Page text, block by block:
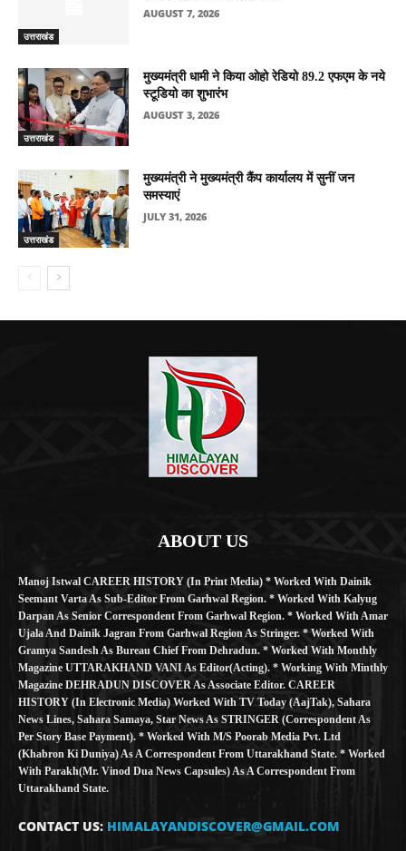
उत्तराखंड
AUGUST 7, 2026
उत्तराखंड
मुख्यमंत्री धामी ने किया ओहो रेडियो 89.2 एफएम के नये
स्टूडियो का शुभारंभ
AUGUST 3, 2026
उत्तराखंड
मुख्यमंत्री ने मुख्यमंत्री कैंप कार्यालय में सुनीं जन
समस्याएं
JULY 31, 2026
ABOUT US
Manoj Istwal CAREER HISTORY (in Print Media) * Worked With Dainik
Seemant Varta As Sub-Editor From Garhwal Region. * Worked With Kalyug
Darpan As Senior Correspondent From Garhwal Region. * Worked With Amar
Ujala And Dainik Jagran From Garhwal Region As Stringer. * Worked With
Gramya Sandesh As Bureau Chief From Dehradun. * Worked With Monthly
Magazine UTTARAKHAND VANI As Editor(Acting). * Working With Minthly
Magazine DEHRADUN DISCOVER As Associate Editor. CAREER
HISTORY (in Electronic Media) Worked With TV Today (AajTak), Sahara
News Lines, Sahara Samaya, Star News As STRINGER (Correspondent As
Per Story Base Payment). * Worked With M/S Poorab Media Pvt. Ltd
(Khabron Ki Duniya) As A Correspondent From Uttarakhand State. * Worked
With Parakh(Mr. Vinod Dua News Capsules) As A Correspondent From
Uttarakhand State.
CONTACT US: HIMALAYANDISCOVER@GMAIL.COM